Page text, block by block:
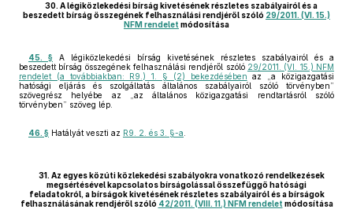
30. A légiközlekedési bírság kivetésének részletes szabályairól és a
beszedett bírság összegének felhasználási rendjéről szóló 29/2011. (VI. 15.)
NFM rendelet módosítása
45. § A légiközlekedési bírság kivetésének részletes szabályairól és a
beszedett bírság összegének felhasználási rendjéről szóló 29/2011. (VI. 15.) NFM
rendelet (a továbbiakban: R9.) 1. § (2) bekezdésében az „a közigazgatási
hatósági eljárás és szolgáltatás általános szabályairól szóló törvényben”
szövegrész helyébe az „az általános közigazgatási rendtartásról szóló
törvényben” szöveg lép.
46. § Hatályát veszti az R9. 2. és 3. §-a
31. Az egyes közúti közlekedési szabályokra vonatkozó rendelkezések
megsértésével kapcsolatos bírságolással összefüggő hatósági
feladatokról, a bírságok kivetésének részletes szabályairól és a bírságok
felhasználásának rendjéről szóló 42/2011. (VIII. 11.) NFM rendelet módosítása